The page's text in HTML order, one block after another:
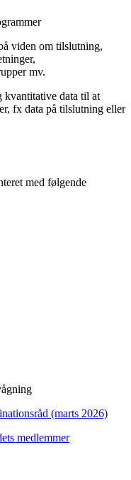
viden om tilslutning,
mv.
data til at
fx data på tilslutning eller
med følgende
(marts 2026)
medlemmer